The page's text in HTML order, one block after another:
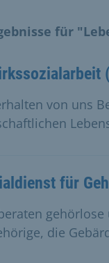
für
von uns
für
die